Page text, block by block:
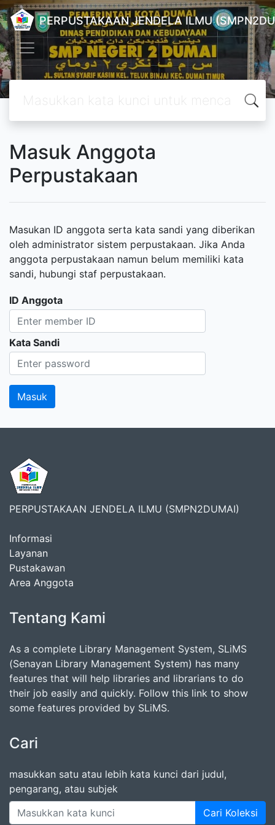
PERPUSTAKAAN JENDELA ILMU
Masuk Anggota
Perpustakaan
Masukan ID anggota serta kata sandi yang diberikan
oleh administrator sistem perpustakaan. Jika Anda
anggota perpustakaan namun belum memiliki kata
sandi, hubungi staf perpustakaan.
ID Anggota
Kata Sandi
PERPUSTAKAAN JENDELA ILMU (SMPN2DUMAI)
Informasi
Layanan
Pustakawan
Area Anggota
Tentang Kami
As a complete Library Management System, SLiMS
(Senayan Library Management System) has many
features that will help libraries and librarians to do
their job easily and quickly. Follow this link to show
some features provided by SLiMS.
Cari
masukkan satu atau lebih kata kunci dari judul,
pengarang, atau subjek
Cari Koleksi